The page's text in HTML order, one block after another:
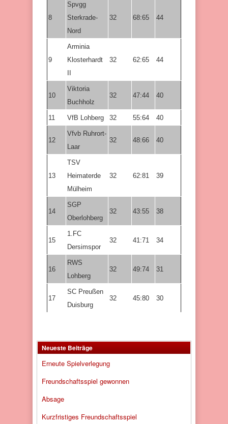
8
Spvgg
Sterkrade-
Nord
32 68:65 44
9
Arminia
Klosterhardt
32 62:65 44
10
Viktoria
Buchholz
32 47:44 40
11 VfB Lohberg 32 55:64 40
12
Vfvb Ruhrort-
Laar
32 48:66 40
13
TSV
Heimaterde
Mülheim
32 62:81 39
14
SGP
Oberlohberg
32 43:55 38
15
1.FC
Dersimspor
32 41:71 34
16
RWS
Lohberg
32 49:74 31
17
SC Preußen
Duisburg
32 45:80 30
Neueste Beiträge
Erneute Spielverlegung
Freundschaftsspiel gewonnen
Absage
Kurzfristiges Freundschaftsspiel